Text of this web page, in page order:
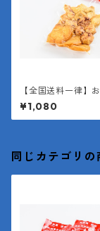
【全国送料一律】
かまぼこミックスパ
¥1,080
同じカテゴリの